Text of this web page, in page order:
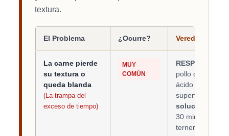
textura.
El Problema ¿Ocurre? Veredicto y
La carne pierde
su textura o
queda blanda
(La trampa del
exceso de tiempo)
MUY
COMÚN
RESPETA LOS
pollo con limón
ácido
superficiales y
solución:
30 minutos; el
ternera o cerdo